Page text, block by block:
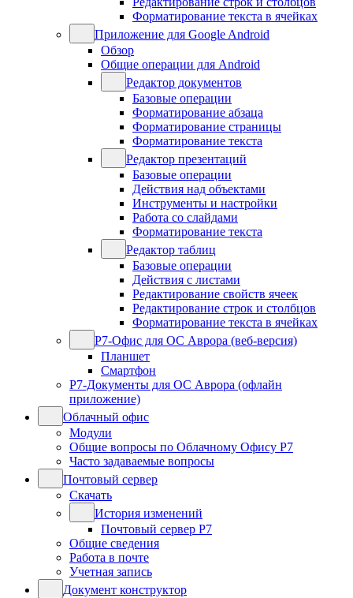
Форматирование текста в ячейках
Приложение для Google Android
Обзор
Общие операции для Android
Редактор документов
Базовые операции
Форматирование абзаца
Форматирование страницы
Форматирование текста
Редактор презентаций
Базовые операции
Действия над объектами
Инструменты и настройки
Работа со слайдами
Форматирование текста
Редактор таблиц
Базовые операции
Действия с листами
Редактирование свойств ячеек
Редактирование строк и столбцов
Форматирование текста в ячейках
Р7-Офис для ОС Аврора (веб-версия)
Планшет
Смартфон
Р7-Документы для ОС Аврора (офлайн
приложение)
Облачный офис
Модули
Общие вопросы по Облачному Офису Р7
Часто задаваемые вопросы
Почтовый сервер
Скачать
История изменений
Почтовый сервер Р7
Общие сведения
Работа в почте
Учетная запись
Документ конструктор